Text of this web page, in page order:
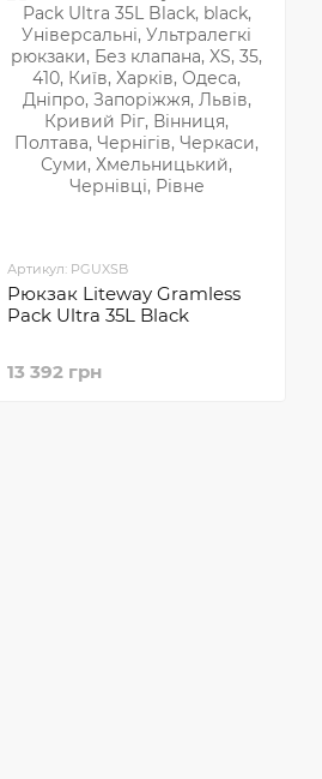
Артикул: PGUXSB
Рюкзак Liteway Gramless
Pack Ultra 35L Black
13 392 грн